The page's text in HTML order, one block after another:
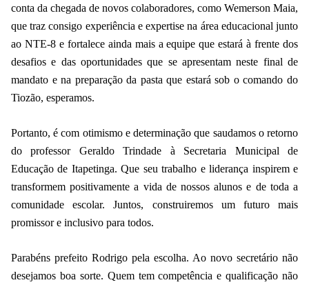
conta da chegada de novos colaboradores, como Wemerson Maia,
que traz consigo experiência e expertise na área educacional junto
ao NTE-8 e fortalece ainda mais a equipe que estará à frente dos
desafios e das oportunidades que se apresentam neste final de
mandato e na preparação da pasta que estará sob o comando do
Tiozão, esperamos.
Portanto, é com otimismo e determinação que saudamos o retorno
do professor Geraldo Trindade à Secretaria Municipal de
Educação de Itapetinga. Que seu trabalho e liderança inspirem e
transformem positivamente a vida de nossos alunos e de toda a
comunidade escolar. Juntos, construiremos um futuro mais
promissor e inclusivo para todos.
Parabéns prefeito Rodrigo pela escolha. Ao novo secretário não
desejamos boa sorte. Quem tem competência e qualificação não